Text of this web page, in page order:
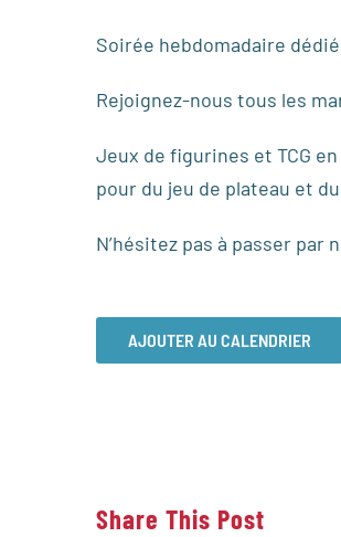
Soirée hebdomadaire
Rejoignez-nous tous les
Jeux de figurines et TCG
pour du jeu de plateau et
N’hésitez pas à passer
AJOUTER AU CALENDRIER
Share This Post